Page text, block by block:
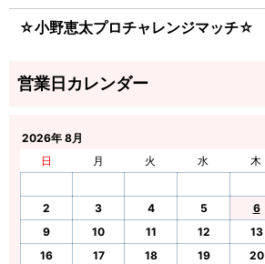
☆小野恵太プロチャレンジマッチ☆
2026年 8月
日
月 火 水 木
2
3 4 5 6
9
10 11 12 13
16
17 18 19 20